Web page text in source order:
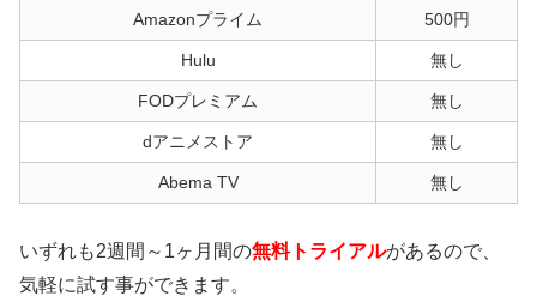
Amazonプライム 500円
Hulu 無し
FODプレミアム 無し
dアニメストア 無し
Abema TV 無し
いずれも2週間～1ヶ月間の無料トライアルがあるので、
気軽に試す事ができます。